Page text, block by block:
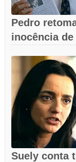
Pedro
inocência
Suely conta